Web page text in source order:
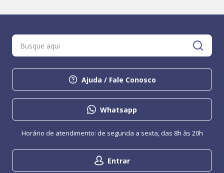
Ajuda / Fale Conosco
Whatsapp
Entrar
Horário de atendimento: de segunda a sexta, das 8h às 20h